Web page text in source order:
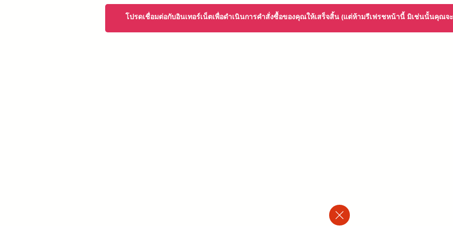
โปรดเชื่อมต่อกับอินเทอร์เน็ตเพื่อดำเนินการคำสั่งซื้อของคุณให้เสร็จสิ้น (แต่ห้ามรีเฟรชหน้านี้ มิเช่นนั้นคุณ